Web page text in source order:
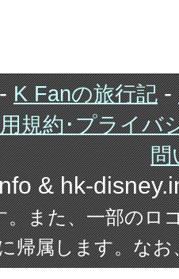
K Fanの旅行記-
規約･プライバ
問
& hk-
また、一部のロ
帰属します。な